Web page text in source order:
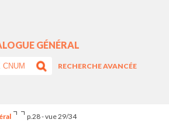
GÉNÉRAL
RECHERCHE AVANCÉE
p.28 - vue 29/34